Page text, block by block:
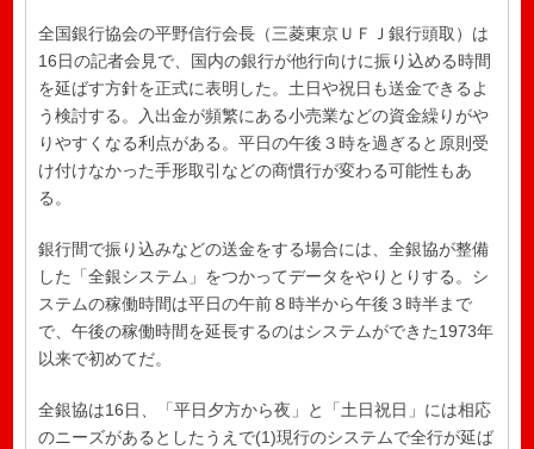
全国銀行協会の平野信行会長（三菱東京ＵＦＪ銀行頭取）は
16日の記者会見で、国内の銀行が他行向けに振り込める時間
を延ばす方針を正式に表明した。土日や祝日も送金できるよ
う検討する。入出金が頻繁にある小売業などの資金繰りがや
りやすくなる利点がある。平日の午後３時を過ぎると原則受
け付けなかった手形取引などの商慣行が変わる可能性もあ
る。
銀行間で振り込みなどの送金をする場合には、全銀協が整備
した「全銀システム」をつかってデータをやりとりする。シ
ステムの稼働時間は平日の午前８時半から午後３時半まで
で、午後の稼働時間を延長するのはシステムができた1973年
以来で初めてだ。
全銀協は16日、「平日夕方から夜」と「土日祝日」には相応
のニーズがあるとしたうえで(1)現行のシステムで全行が延ば